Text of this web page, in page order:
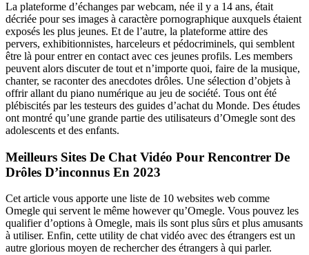
La plateforme d’échanges par webcam, née il y a 14 ans, était
décriée pour ses images à caractère pornographique auxquels étaient
exposés les plus jeunes. Et de l’autre, la plateforme attire des
pervers, exhibitionnistes, harceleurs et pédocriminels, qui semblent
être là pour entrer en contact avec ces jeunes profils. Les members
peuvent alors discuter de tout et n’importe quoi, faire de la musique,
chanter, se raconter des anecdotes drôles. Une sélection d’objets à
offrir allant du piano numérique au jeu de société. Tous ont été
plébiscités par les testeurs des guides d’achat du Monde. Des études
ont montré qu’une grande partie des utilisateurs d’Omegle sont des
adolescents et des enfants.
Meilleurs Sites De Chat Vidéo Pour Rencontrer De
Drôles D’inconnus En 2023
Cet article vous apporte une liste de 10 websites web comme
Omegle qui servent le même however qu’Omegle. Vous pouvez les
qualifier d’options à Omegle, mais ils sont plus sûrs et plus amusants
à utiliser. Enfin, cette utility de chat vidéo avec des étrangers est un
autre glorious moyen de rechercher des étrangers à qui parler.